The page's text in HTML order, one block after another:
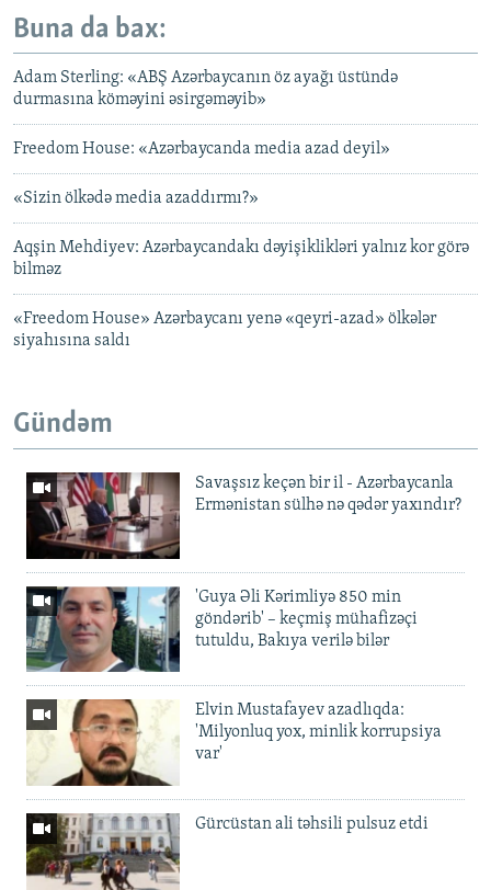
Buna da bax:
Adam Sterling: «ABŞ Azərbaycanın öz ayağı üstündə
durmasına köməyini əsirgəməyib»
Freedom House: «Azərbaycanda media azad deyil»
«Sizin ölkədə media azaddırmı?»
Aqşin Mehdiyev: Azərbaycandakı dəyişiklikləri yalnız kor görə
bilməz
«Freedom House» Azərbaycanı yenə «qeyri-azad» ölkələr
siyahısına saldı
Gündəm
Savaşsız keçən bir il - Azərbaycanla
Ermənistan sülhə nə qədər yaxındır?
'Guya Əli Kərimliyə 850 min
göndərib' – keçmiş mühafizəçi
tutuldu, Bakıya verilə bilər
Elvin Mustafayev azadlıqda:
'Milyonluq yox, minlik korrupsiya
var'
Gürcüstan ali təhsili pulsuz etdi